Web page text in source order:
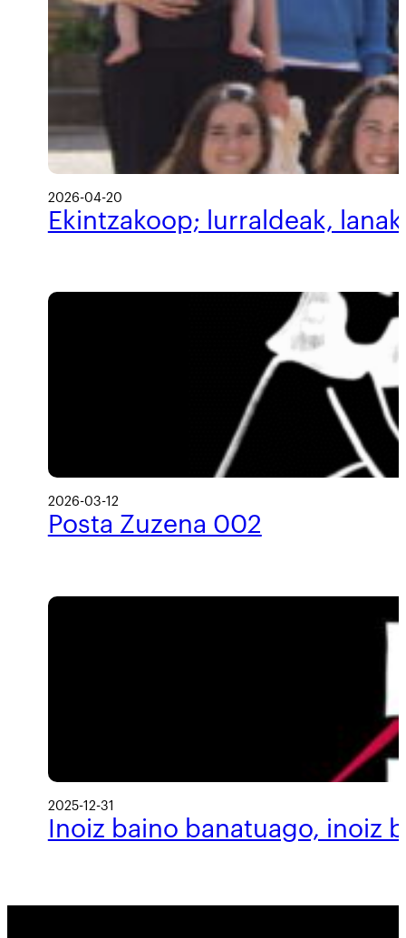
2026-04-20
Ekintzakoop; lurraldeak,
2026-03-12
Posta Zuzena 002
2025-12-31
Inoiz baino banatuago, inoiz